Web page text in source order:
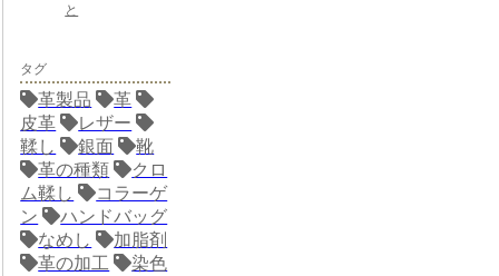
と
タグ
革製品
革
皮革
レザー
鞣し
銀面
靴
革の種類
クロ
ム鞣し
コラーゲ
ン
ハンドバッグ
なめし
加脂剤
革の加工
染色